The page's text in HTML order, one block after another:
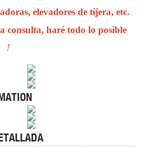
elevadores de tijera, etc.
consulta, haré todo lo posible
！